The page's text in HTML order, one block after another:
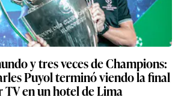
y tres veces de Champions:
Puyol terminó viendo la final
TV en un hotel de Lima